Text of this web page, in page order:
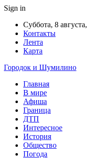
Sign in
Суббота, 8
Контакты
Лента
Карта
Городок и Шумилино
Главная
В мире
Афиша
Граница
ДТП
Интересное
История
Общество
Погода